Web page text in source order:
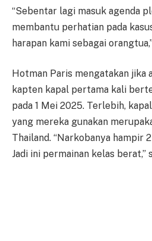
“Sebentar lagi masuk agenda
membantu perhatian pada
harapan kami sebagai
Hotman Paris mengatakan jika
kapten kapal pertama kali
pada 1 Mei 2025. Terlebih,
yang mereka gunakan
Thailand. “Narkobanya hampir
Jadi ini permainan kelas berat,”